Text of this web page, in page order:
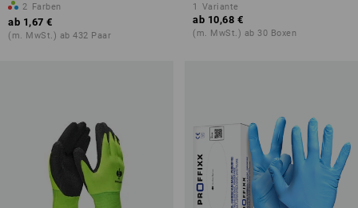
2 Farben
ab 1,67 €
(m. MwSt.) ab 432 Paar
1 Variante
ab 10,68 €
(m. MwSt.) ab 30 Boxen